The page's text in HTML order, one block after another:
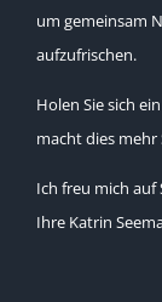
um gemeinsam
aufzufrischen.
Holen Sie sich
macht dies mehr
Ich freu mich auf
Ihre Katrin